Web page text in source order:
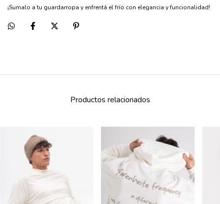
¡Sumalo a tu guardarropa y enfrentá el frío con elegancia y funcionalidad!
Productos relacionados